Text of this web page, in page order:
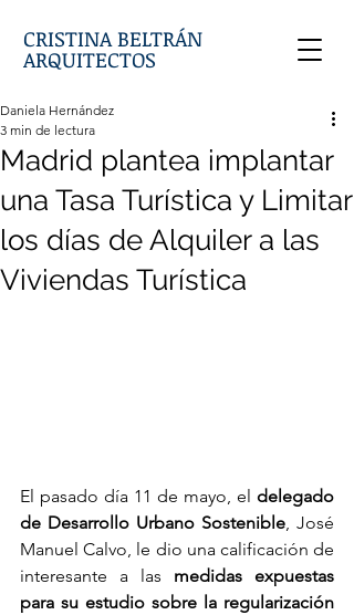
CRISTINA BELTRÁN
ARQUITECTOS
Madrid plantea implantar
una Tasa Turística y Limitar
los días de Alquiler a las
Viviendas Turística
Daniela Hernández
3 min de lectura
El pasado día 11 de mayo, el delegado
de Desarrollo Urbano Sostenible, José
Manuel Calvo, le dio una calificación de
interesante a las medidas expuestas
para su estudio sobre la regularización